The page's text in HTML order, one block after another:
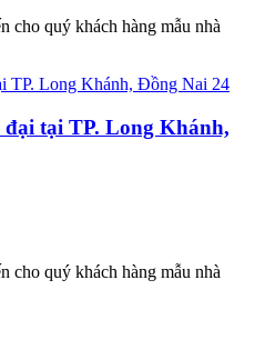
cho quý khách hàng mẫu nhà
tại TP. Long Khánh,
cho quý khách hàng mẫu nhà